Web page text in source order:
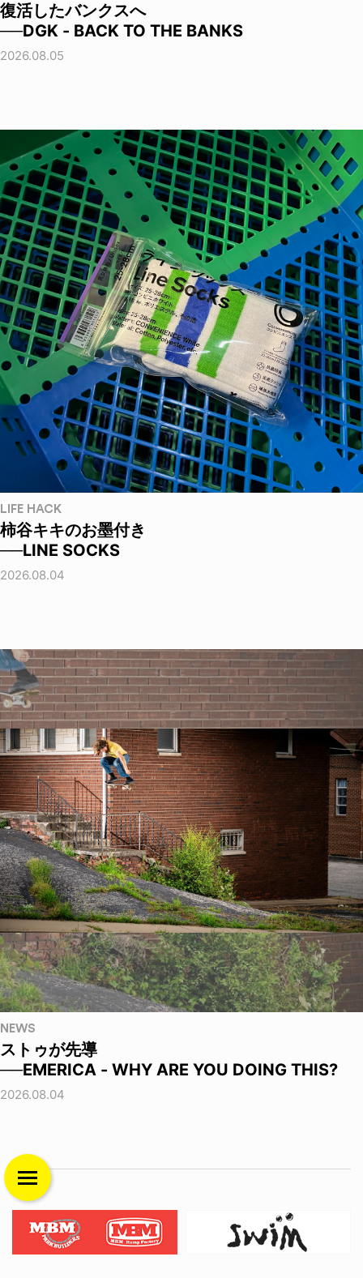
復活したバンクスへ
──DGK - BACK TO THE BANKS
2026.08.05
LIFE HACK
柿谷キキのお墨付き
──LINE SOCKS
2026.08.04
NEWS
ストゥが先導
──EMERICA - WHY ARE YOU DOING THIS?
2026.08.04